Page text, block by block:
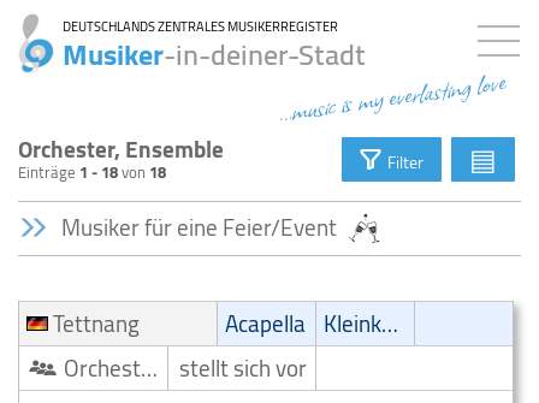
DEUTSCHLANDS ZENTRALES MUSIKERREGISTER
Musiker-in-deiner-Stadt
...music is my everlasting love
Orchester, Ensemble
Einträge 1 - 18von 18 Filter ▤
Musiker für eine Feier/Event
Tettnang Acapella
Kleinkunst/Variétés
Orchester/Ensemble
stellt sich vor